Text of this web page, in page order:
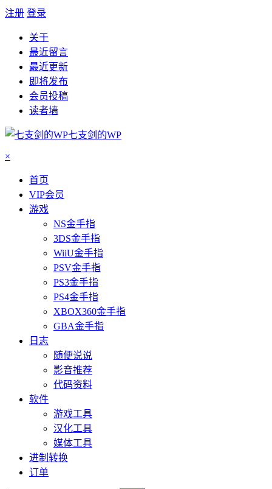
注册 登录
关于
最近留言
最近更新
即将发布
会员投稿
读者墙
七支剑的WP
×
首页
VIP会员
游戏
NS金手指
3DS金手指
WiiU金手指
PSV金手指
PS3金手指
PS4金手指
XBOX360金手指
GBA金手指
日志
随便说说
影音推荐
代码资料
软件
游戏工具
汉化工具
媒体工具
进制转换
订单